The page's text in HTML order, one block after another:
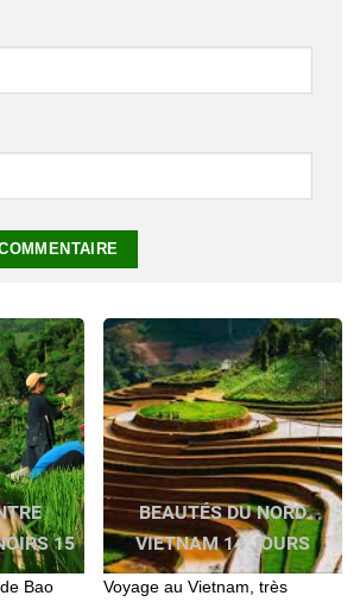
15
Bao
BEAUTÉS DU NORD
VIETNAM 14 JOURS
Voyage au Vietnam, très